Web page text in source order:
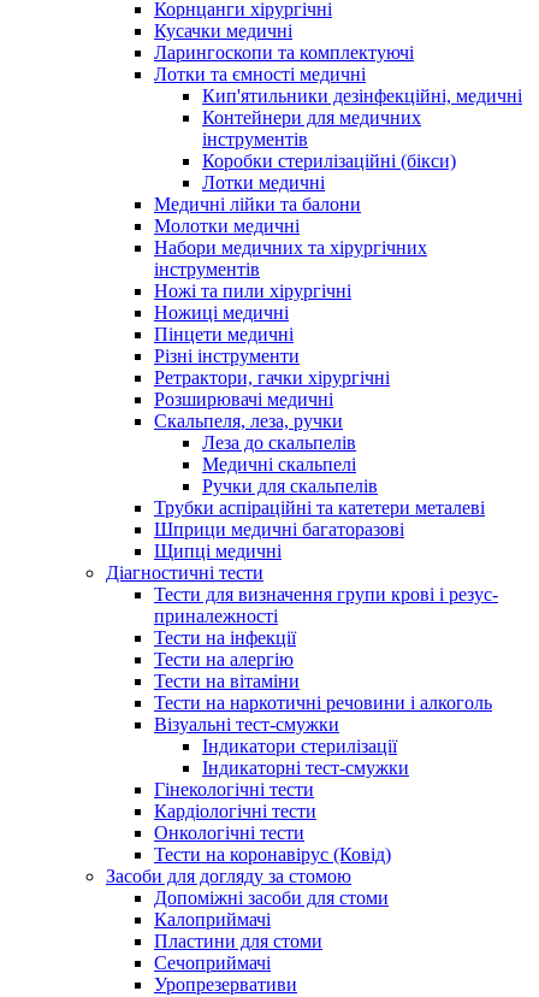
Корнцанги хірургічні
Кусачки медичні
Ларингоскопи та комплектуючі
Лотки та ємності медичні
Кип'ятильники дезінфекційні, медичні
Контейнери для медичних
інструментів
Коробки стерилізаційні (бікси)
Лотки медичні
Медичні лійки та балони
Молотки медичні
Набори медичних та хірургічних
інструментів
Ножі та пили хірургічні
Ножиці медичні
Пінцети медичні
Різні інструменти
Ретрактори, гачки хірургічні
Розширювачі медичні
Скальпеля, леза, ручки
Леза до скальпелів
Медичні скальпелі
Ручки для скальпелів
Трубки аспіраційні та катетери металеві
Шприци медичні багаторазові
Щипці медичні
Діагностичні тести
Тести для визначення групи крові і резус-
приналежності
Тести на інфекції
Тести на алергію
Тести на вітаміни
Тести на наркотичні речовини і алкоголь
Візуальні тест-смужки
Індикатори стерилізації
Індикаторні тест-смужки
Гінекологічні тести
Кардіологічні тести
Онкологічні тести
Тести на коронавірус (Ковід)
Засоби для догляду за стомою
Допоміжні засоби для стоми
Калоприймачі
Пластини для стоми
Сечоприймачі
Уропрезервативи